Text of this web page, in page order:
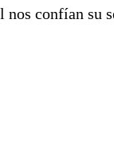
confían su